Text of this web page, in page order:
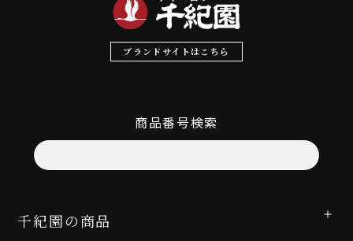
ブランドサイトはこちら
商品番号検索
千紀園の商品